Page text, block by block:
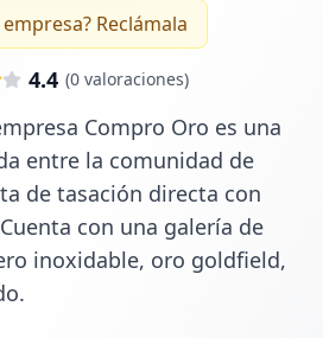
empresa? Reclámala
4.4 (0valoraciones)
Compro Oro es una
entre la comunidad de
de tasación directa con
con una galería de
inoxidable, oro goldfield,